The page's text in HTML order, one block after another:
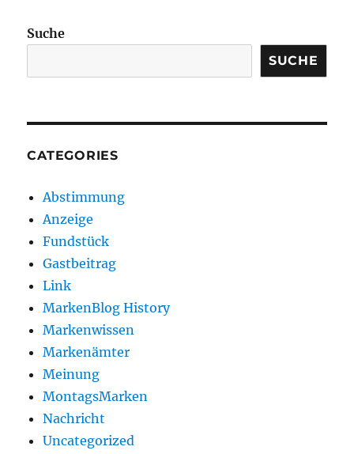
Suche
SUCHE
CATEGORIES
Abstimmung
Anzeige
Fundstück
Gastbeitrag
Link
MarkenBlog History
Markenwissen
Markenämter
Meinung
MontagsMarken
Nachricht
Uncategorized